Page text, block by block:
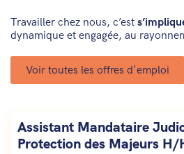
Travailler chez nous, c’est
dynamique et engagée, au
Voir toutes les offres d'emploi
Assistant Mandataire
Protection des Majeurs H/